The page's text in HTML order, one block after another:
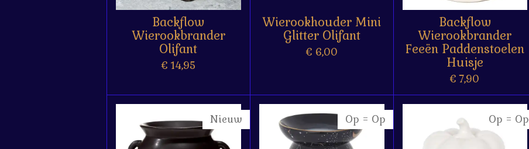
Backflow
Wierookbrander
Olifant
€ 14,95
Wierookhouder Mini
Glitter Olifant
€ 6,00
Backflow
Wierookbrander
Feeën Paddenstoelen
Huisje
€ 7,90
Nieuw Op = Op Op = Op